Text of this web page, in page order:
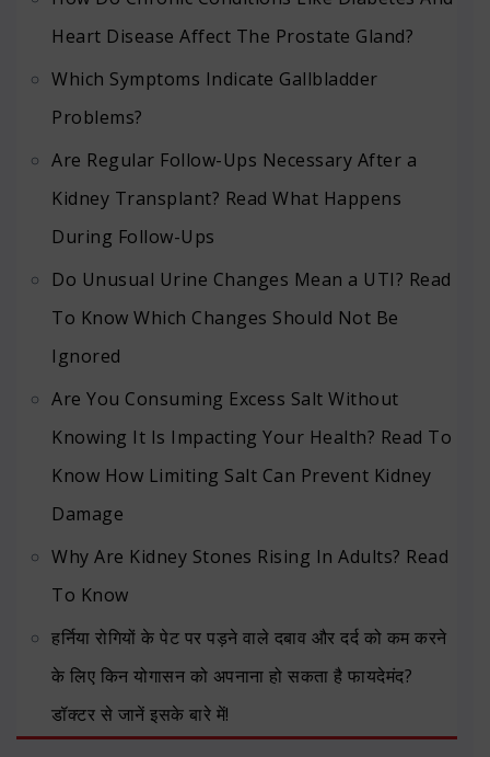
Heart Disease Affect The Prostate Gland?
Which Symptoms Indicate Gallbladder
Problems?
Are Regular Follow-Ups Necessary After a
Kidney Transplant? Read What Happens
During Follow-Ups
Do Unusual Urine Changes Mean a UTI? Read
To Know Which Changes Should Not Be
Ignored
Are You Consuming Excess Salt Without
Knowing It Is Impacting Your Health? Read To
Know How Limiting Salt Can Prevent Kidney
Damage
Why Are Kidney Stones Rising In Adults? Read
To Know
हर्निया रोगियों के पेट पर पड़ने वाले दबाव और दर्द को कम करने
के लिए किन योगासन को अपनाना हो सकता है फायदेमंद?
डॉक्टर से जानें इसके बारे में!